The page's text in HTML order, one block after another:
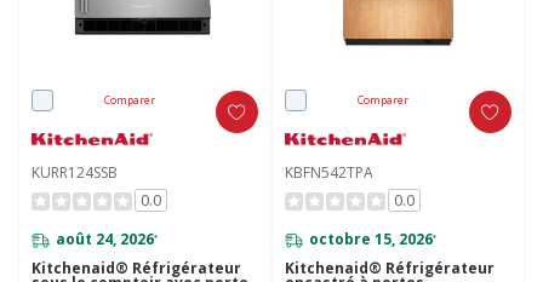
Comparer
KURR124SSB
0.0
août 24, 2026*
Kitchenaid® Réfrigérateur
Comparer
KBFN542TPA
0.0
octobre 15, 2026*
Kitchenaid® Réfrigérateur